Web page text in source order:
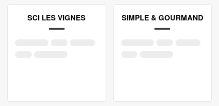
SCI LES VIGNES SIMPLE & GOURMAND